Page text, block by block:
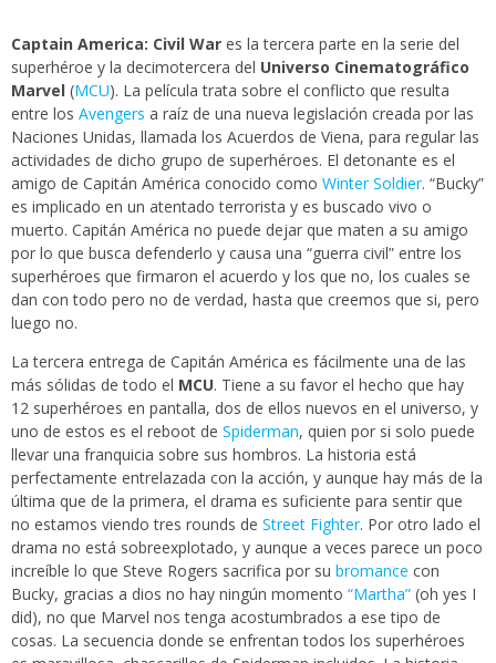
Captain America: Civil War es la tercera parte en la serie del
superhéroe y la decimotercera del Universo Cinematográfico
Marvel (MCU). La película trata sobre el conflicto que resulta
entre los Avengers a raíz de una nueva legislación creada por las
Naciones Unidas, llamada los Acuerdos de Viena, para regular las
actividades de dicho grupo de superhéroes. El detonante es el
amigo de Capitán América conocido como Winter Soldier. “Bucky”
es implicado en un atentado terrorista y es buscado vivo o
muerto. Capitán América no puede dejar que maten a su amigo
por lo que busca defenderlo y causa una “guerra civil” entre los
superhéroes que firmaron el acuerdo y los que no, los cuales se
dan con todo pero no de verdad, hasta que creemos que si, pero
luego no.
La tercera entrega de Capitán América es fácilmente una de las
más sólidas de todo el MCU. Tiene a su favor el hecho que hay
12 superhéroes en pantalla, dos de ellos nuevos en el universo, y
uno de estos es el reboot de Spiderman, quien por si solo puede
llevar una franquicia sobre sus hombros. La historia está
perfectamente entrelazada con la acción, y aunque hay más de la
última que de la primera, el drama es suficiente para sentir que
no estamos viendo tres rounds de Street Fighter. Por otro lado el
drama no está sobreexplotado, y aunque a veces parece un poco
increíble lo que Steve Rogers sacrifica por su bromance con
Bucky, gracias a dios no hay ningún momento “Martha” (oh yes I
did), no que Marvel nos tenga acostumbrados a ese tipo de
cosas. La secuencia donde se enfrentan todos los superhéroes